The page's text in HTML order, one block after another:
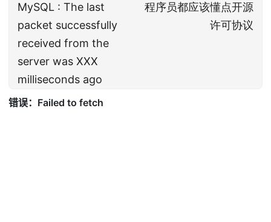
MySQL : The last
packet successfully
received from the
server was XXX
milliseconds ago
程序员都应该懂点开源
许可协议